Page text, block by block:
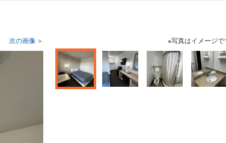
次の画像 ＞ ※写真はイメージで